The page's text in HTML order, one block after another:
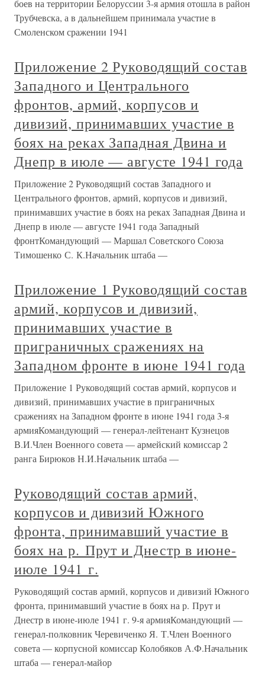
боев на территории Белоруссии 3-я армия отошла в район
Трубчевска, а в дальнейшем принимала участие в
Смоленском сражении 1941
Приложение 2 Руководящий состав
Западного и Центрального
фронтов, армий, корпусов и
дивизий, принимавших участие в
боях на реках Западная Двина и
Днепр в июле — августе 1941 года
Приложение 2 Руководящий состав Западного и
Центрального фронтов, армий, корпусов и дивизий,
принимавших участие в боях на реках Западная Двина и
Днепр в июле — августе 1941 года Западный
фронтКомандующий — Маршал Советского Союза
Тимошенко С. К.Начальник штаба —
Приложение 1 Руководящий состав
армий, корпусов и дивизий,
принимавших участие в
приграничных сражениях на
Западном фронте в июне 1941 года
Приложение 1 Руководящий состав армий, корпусов и
дивизий, принимавших участие в приграничных
сражениях на Западном фронте в июне 1941 года 3-я
армияКомандующий — генерал-лейтенант Кузнецов
В.И.Член Военного совета — армейский комиссар 2
ранга Бирюков Н.И.Начальник штаба —
Руководящий состав армий,
корпусов и дивизий Южного
фронта, принимавший участие в
боях на р. Прут и Днестр в июне-
июле 1941 г.
Руководящий состав армий, корпусов и дивизий Южного
фронта, принимавший участие в боях на р. Прут и
Днестр в июне-июле 1941 г. 9-я армияКомандующий —
генерал-полковник Черевиченко Я. Т.Член Военного
совета — корпусной комиссар Колобяков А.Ф.Начальник
штаба — генерал-майор